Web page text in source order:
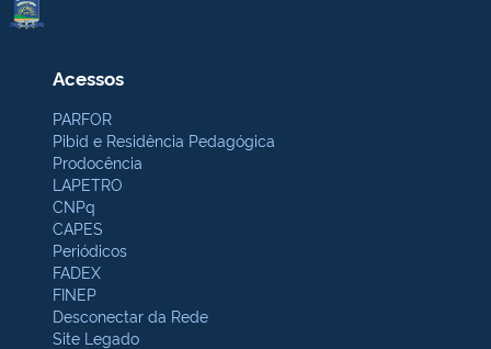
Acessos
PARFOR
Pibid e Residência Pedagógica
Prodocência
LAPETRO
CNPq
CAPES
Periódicos
FADEX
FINEP
Desconectar da Rede
Site Legado